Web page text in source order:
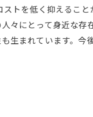
トを低く抑えるこ
にとって身近な存
生まれています。